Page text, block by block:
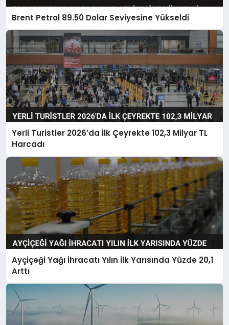
Brent Petrol 89.50 Dolar Seviyesine Yükseldi
Yerli Turistler 2026’da İlk Çeyrekte 102,3 Milyar TL
Harcadı
Ayçiçeği Yağı İhracatı Yılın İlk Yarısında Yüzde 20,1
Arttı